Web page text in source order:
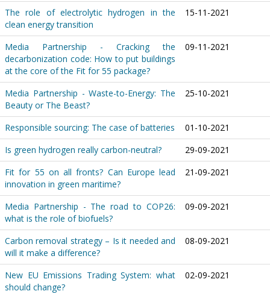
The role of electrolytic hydrogen in the
clean energy transition
15-11-2021
Media Partnership - Cracking the
decarbonization code: How to put buildings
at the core of the Fit for 55 package?
09-11-2021
Media Partnership - Waste-to-Energy: The
Beauty or The Beast?
25-10-2021
Responsible sourcing: The case of batteries
01-10-2021
Is green hydrogen really carbon-neutral?
29-09-2021
Fit for 55 on all fronts? Can Europe lead
innovation in green maritime?
21-09-2021
Media Partnership - The road to COP26:
what is the role of biofuels?
09-09-2021
Carbon removal strategy – Is it needed and
will it make a difference?
08-09-2021
New EU Emissions Trading System: what
should change?
02-09-2021